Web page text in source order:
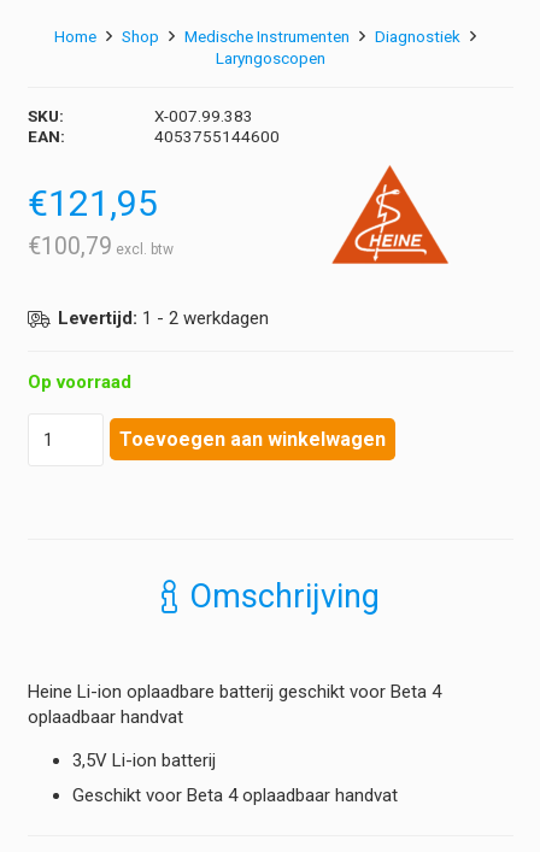
Home Shop Medische Instrumenten
Diagnostiek
Laryngoscopen
SKU:
X-007.99.383
EAN:
4053755144600
€121,95
€100,79
Levertijd: 1 - 2 werkdagen
Op voorraad
handvat
hoeveelheid
Toevoegen aan winkelwagen
Omschrijving
Heine Li-ion oplaadbare batterij geschikt voor Beta 4
oplaadbaar handvat
3,5V Li-ion batterij
Geschikt voor Beta 4 oplaadbaar handvat